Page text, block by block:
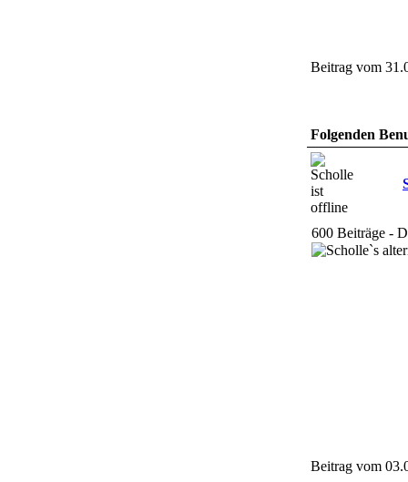
Beitrag vom
Folgenden
600 Beiträge -
Beitrag vom